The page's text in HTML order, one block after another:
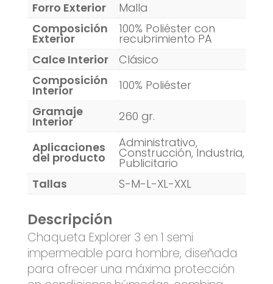
Forro Exterior
Malla
Composición
Exterior
100% Poliéster con
recubrimiento PA
Calce Interior
Clásico
Composición
Interior
100% Poliéster
Gramaje
Interior 260 gr.
Aplicaciones
del producto
Administrativo,
Construcción, Industria,
Publicitario
Tallas
S-M-L-XL-XXL
Descripción
Chaqueta Explorer 3 en 1 semi
impermeable para hombre, diseñada
para ofrecer una máxima protección